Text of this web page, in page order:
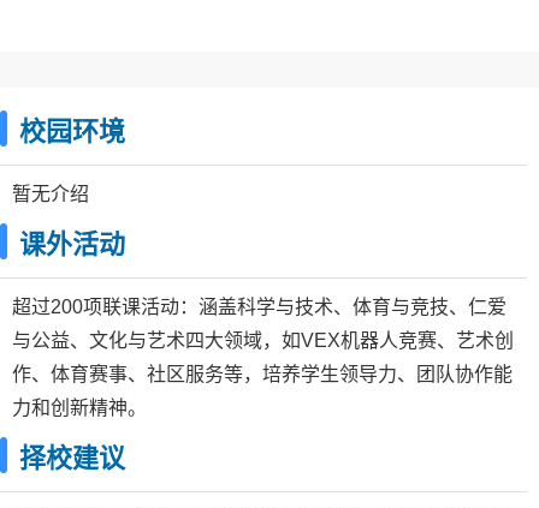
校园环境
暂无介绍
课外活动
超过200项联课活动：涵盖科学与技术、体育与竞技、仁爱
与公益、文化与艺术四大领域，如VEX机器人竞赛、艺术创
作、体育赛事、社区服务等，培养学生领导力、团队协作能
力和创新精神。
择校建议